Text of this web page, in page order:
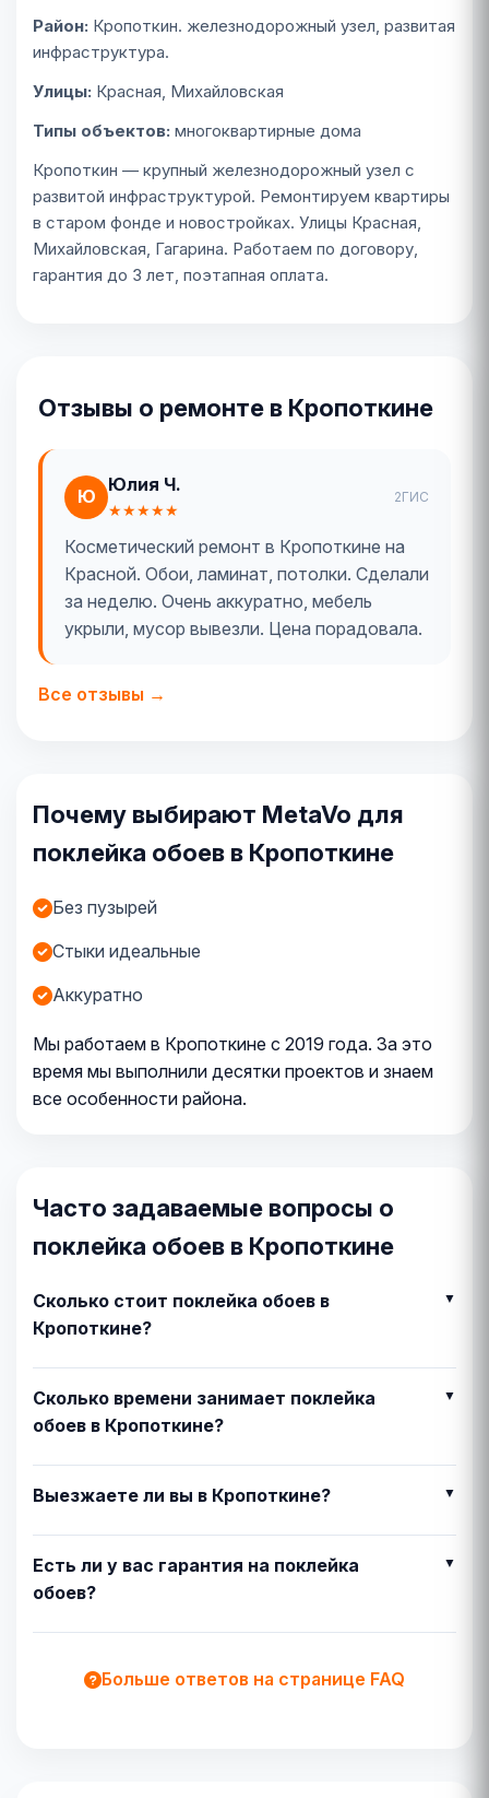
Район: Кропоткин. железнодорожный узел, развитая
инфраструктура.
Улицы: Красная, Михайловская
Типы объектов: многоквартирные дома
Кропоткин — крупный железнодорожный узел с
развитой инфраструктурой. Ремонтируем квартиры
в старом фонде и новостройках. Улицы Красная,
Михайловская, Гагарина. Работаем по договору,
гарантия до 3 лет, поэтапная оплата.
Отзывы о ремонте в Кропоткине
Ю
Юлия Ч.
★★★★★
2ГИС
Косметический ремонт в Кропоткине на
Красной. Обои, ламинат, потолки. Сделали
за неделю. Очень аккуратно, мебель
укрыли, мусор вывезли. Цена порадовала.
Все отзывы →
Почему выбирают MetaVo для
поклейка обоев в Кропоткине
Без пузырей
Стыки идеальные
Аккуратно
Мы работаем в Кропоткине с 2019 года. За это
время мы выполнили десятки проектов и знаем
все особенности района.
Часто задаваемые вопросы о
поклейка обоев в Кропоткине
Сколько стоит поклейка обоев в
Кропоткине?
Сколько времени занимает поклейка
обоев в Кропоткине?
Выезжаете ли вы в Кропоткине?
Есть ли у вас гарантия на поклейка
обоев?
Больше ответов на странице FAQ